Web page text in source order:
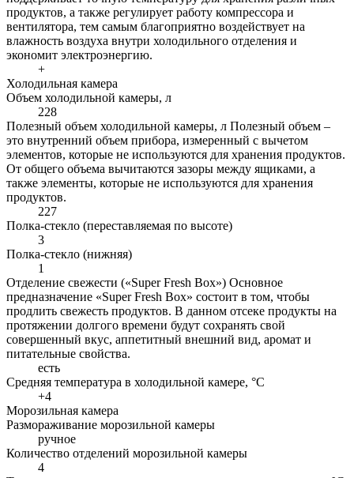
продуктов, а также регулирует работу компрессора и
вентилятора, тем самым благоприятно воздействует на
влажность воздуха внутри холодильного отделения и
экономит электроэнергию.
+
Холодильная камера
Объем холодильной камеры, л
228
Полезный объем холодильной камеры, л Полезный объем –
это внутренний объем прибора, измеренный с вычетом
элементов, которые не используются для хранения продуктов.
От общего объема вычитаются зазоры между ящиками, а
также элементы, которые не используются для хранения
продуктов.
227
Полка-стекло (переставляемая по высоте)
3
Полка-стекло (нижняя)
1
Отделение свежести («Super Fresh Box») Основное
предназначение «Super Fresh Box» состоит в том, чтобы
продлить свежесть продуктов. В данном отсеке продукты на
протяжении долгого времени будут сохранять свой
совершенный вкус, аппетитный внешний вид, аромат и
питательные свойства.
есть
Средняя температура в холодильной камере, °С
+4
Морозильная камера
Размораживание морозильной камеры
ручное
Количество отделений морозильной камеры
4